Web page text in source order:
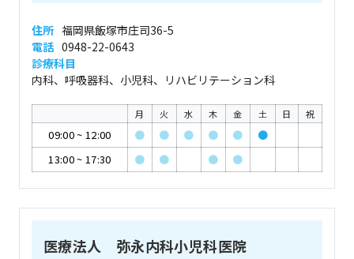
住所 福岡県飯塚市庄司36-5
電話 0948-22-0643
診療科目
内科、呼吸器科、小児科、リハビリテーション科
月 火 水 木 金 土 日 祝
09:00~ 12:00 ● ● ● ● ●
●
13:00~ 17:30 ● ● ● ●
医療法人 弥永内科小児科医院